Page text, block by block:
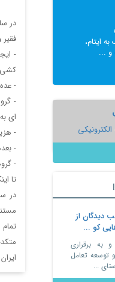
-
كشي
-
-
اي
-
-
-
ایتام،
و ...
دیدگان از
کو ...
به برقراری
توسعه تعامل
...